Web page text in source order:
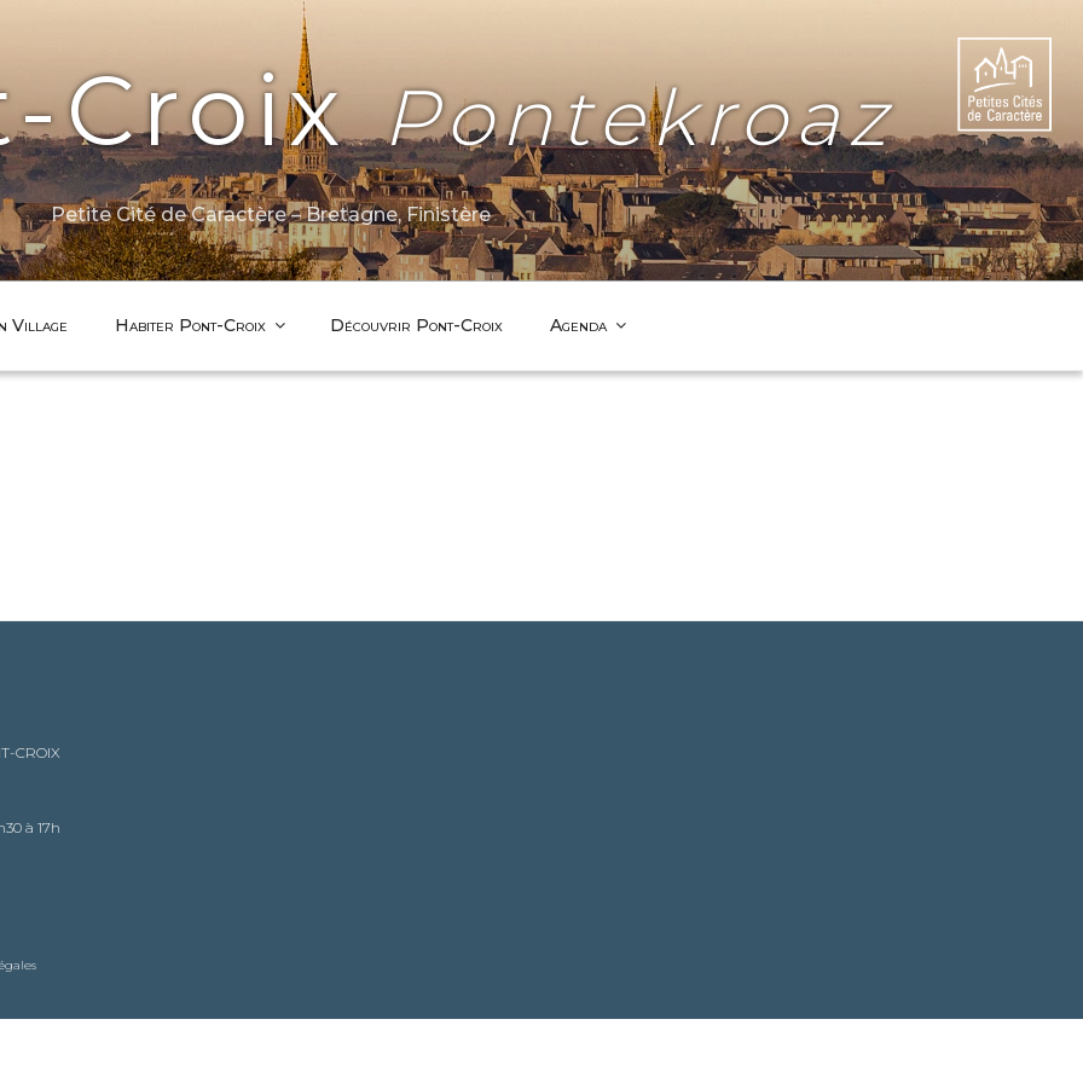
CroixPontekroaz
Petite Cité de Caractère – Bretagne, Finistère
Village Habiter Pont-Croix Découvrir Pont-Croix Agenda
CROIX
à 17h